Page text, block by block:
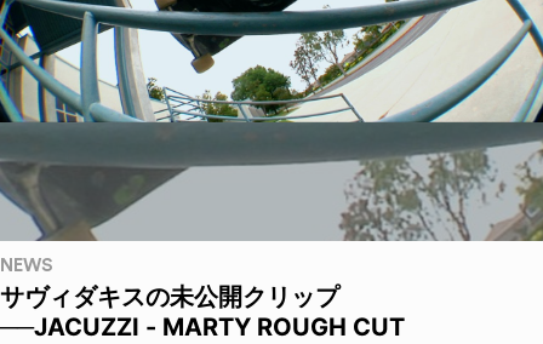
NEWS
サヴィダキスの未公開クリップ
──JACUZZI - MARTY ROUGH CUT